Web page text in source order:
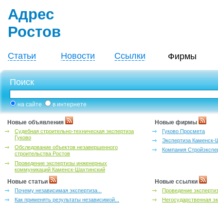
Адрес
Ростов
Статьи Новости Ссылки Фирмы
Поиск
на сайте в интернете
Новые объявления
Судебная строительно-техническая экспертиза
Гуково
Обследование объектов незавершенного
строительства Ростов
Проведение экспертизы инженерных
коммуникаций Каменск-Шахтинский
Новые фирмы
Гуково Просмета
Экспертиза Каменск-
Компания
Новые статьи
Почему независимая экспертиза...
Как применять результаты независимой...
Новые ссылки
Проведение
Негосударственная